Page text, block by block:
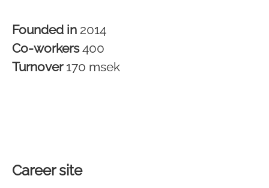
Founded in 2014
Co-workers400
Turnover 170 msek
Career site